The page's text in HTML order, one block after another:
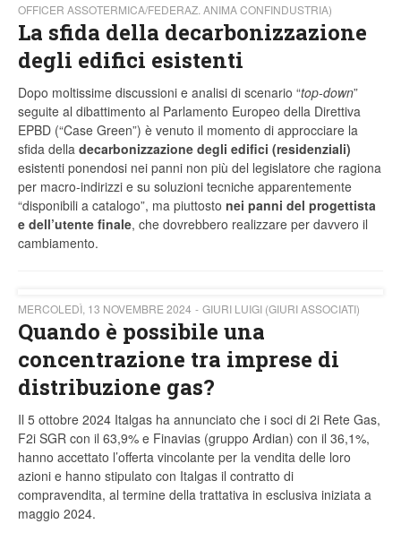
OFFICER ASSOTERMICA/FEDERAZ. ANIMA CONFINDUSTRIA)
La sfida della decarbonizzazione
degli edifici esistenti
Dopo moltissime discussioni e analisi di scenario “top-down”
seguite al dibattimento al Parlamento Europeo della Direttiva
EPBD (“Case Green”) è venuto il momento di approcciare la
sfida della decarbonizzazione degli edifici (residenziali)
esistenti ponendosi nei panni non più del legislatore che ragiona
per macro-indirizzi e su soluzioni tecniche apparentemente
“disponibili a catalogo”, ma piuttosto nei panni del progettista
e dell’utente finale, che dovrebbero realizzare per davvero il
cambiamento.
MERCOLEDÌ, 13 NOVEMBRE 2024 GIURI LUIGI (GIURI ASSOCIATI)
Quando è possibile una
concentrazione tra imprese di
distribuzione gas?
Il 5 ottobre 2024 Italgas ha annunciato che i soci di 2i Rete Gas,
F2i SGR con il 63,9% e Finavias (gruppo Ardian) con il 36,1%,
hanno accettato l’offerta vincolante per la vendita delle loro
azioni e hanno stipulato con Italgas il contratto di
compravendita, al termine della trattativa in esclusiva iniziata a
maggio 2024.